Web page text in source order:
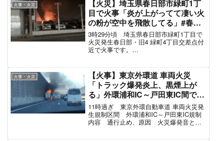
火事・火災
【火災】埼玉県春日部市緑町1丁
目で火事「炎が上がってて凄い火
の粉が空中を飛散してる」#春日
部 9月28日
3時29分頃 埼玉県春日部市緑町1丁目で
火災発生春日部・旧4 緑町4丁目交差点付
近で火事です。
火災現場...
火事・火災
【火事】東京外環道 車両火災
「トラック爆発炎上、黒煙上が
る」外環浦和IC～戸田東IC間で通
行止め渋滞 #外環 11月9日
11時過ぎ 東京外環自動車道 車両火災発
生規制区間 外環浦和IC～戸田東IC規制
内容 通行止め、原因 火災爆発音と煙